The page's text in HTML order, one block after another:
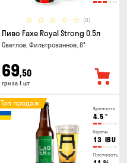
(0)
Пиво Faxe Royal Strong 0.5л
Светлое, Фильтрованное, 8°
69,50
грн за 1 шт
Крепость
4.5 °
Горечь
13 IBU
Плотность
Топ продаж